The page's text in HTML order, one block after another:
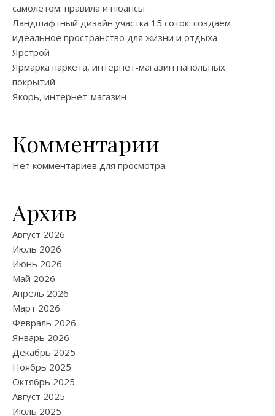
самолетом: правила и нюансы
Ландшафтный дизайн участка 15 соток: создаем
идеальное пространство для жизни и отдыха
Ярстрой
Ярмарка паркета, интернет-магазин напольных
покрытий
Якорь, интернет-магазин
Комментарии
Нет комментариев для просмотра.
Архив
Август 2026
Июль 2026
Июнь 2026
Май 2026
Апрель 2026
Март 2026
Февраль 2026
Январь 2026
Декабрь 2025
Ноябрь 2025
Октябрь 2025
Август 2025
Июль 2025